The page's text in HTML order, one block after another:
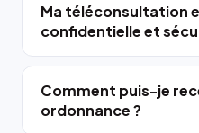
Ma téléconsultation
confidentielle et
Comment puis-je
ordonnance ?